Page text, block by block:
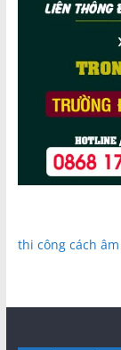
thi công cách âm